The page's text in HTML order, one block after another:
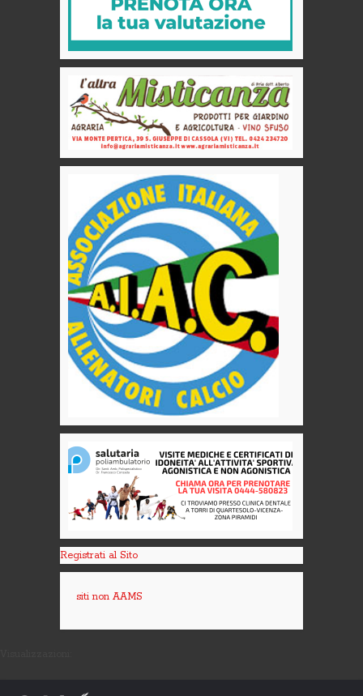
Registrati al Sito
siti non AAMS